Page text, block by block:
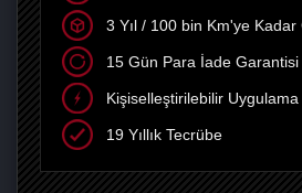
3 Yıl / 100 bin Km'ye Kadar
15 Gün Para İade Garantisi
Kişiselleştirilebilir Uygulama
19 Yıllık Tecrübe